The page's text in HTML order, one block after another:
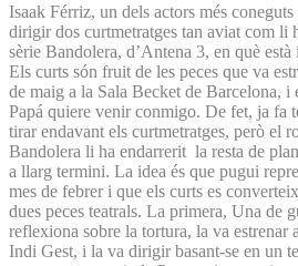
Isaak Férriz, un dels actors més
dirigir dos curtmetratges tan aviat com li
sèrie Bandolera, d’Antena 3, en què està
Els curts són fruit de les peces que va
de maig a la Sala Becket de Barcelona, i
Papá quiere venir conmigo. De fet, ja fa
tirar endavant els curtmetratges, però el
Bandolera li ha endarrerit la resta de
a llarg termini. La idea és que pugui
mes de febrer i que els curts es
dues peces teatrals. La primera, Una de
reflexiona sobre la tortura, la va estrenar
Indi Gest, i la va dirigir basant-se en un